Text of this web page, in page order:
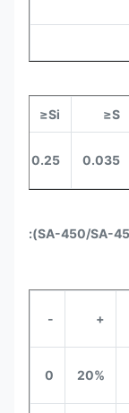
S≤
Si≤
0.035
0.25
+
-
20%
0